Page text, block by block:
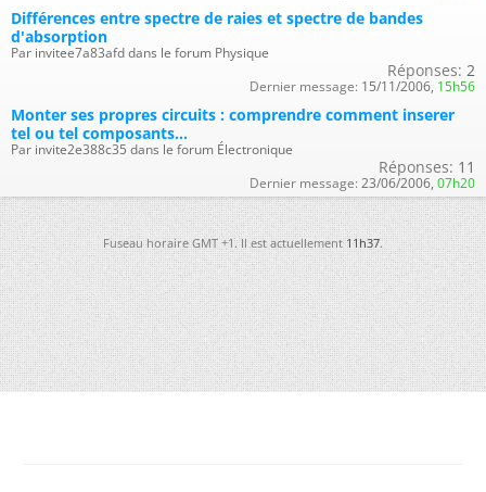
Différences entre spectre de raies et spectre de bandes
d'absorption
Par invitee7a83afd dans le forum Physique
Réponses: 2
Dernier message: 15/11/2006, 15h56
Monter ses propres circuits : comprendre comment inserer
tel ou tel composants...
Par invite2e388c35 dans le forum Électronique
Réponses: 11
Dernier message: 23/06/2006, 07h20
Fuseau horaire GMT +1. Il est actuellement11h37.